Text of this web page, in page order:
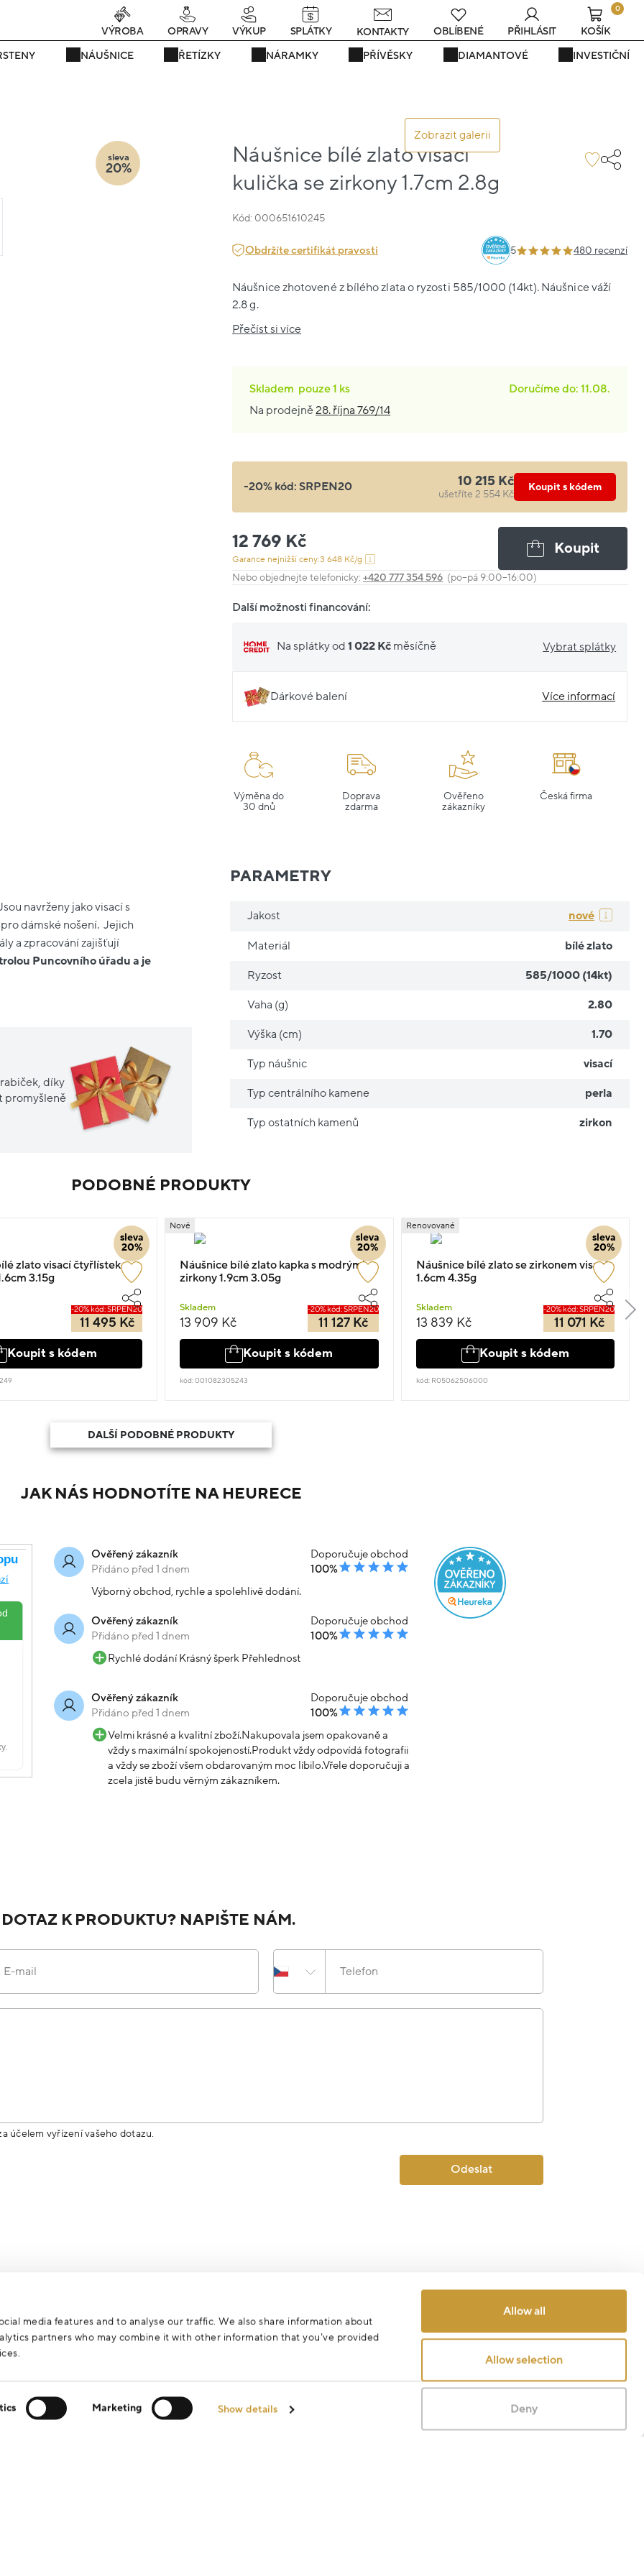
media features and to analyse our traffic. We also share information about
partners who may combine it with other information that you’ve provided
Marketing Show details
Allow all
Allow selection
Deny
teď! - 20 % na vše! Kód: SRPEN20 25 dní : 0h : 26m : 14s
NÁUŠNICE ŘETÍZKY NÁRAMKY PŘÍVĚSKY DIAMANTOVÉ INVESTIČNÍ
VÝROBA OPRAVY VÝKUP SPLÁTKY KONTAKTY OBLÍBENÉ PŘIHLÁSIT
0
KOŠÍK
Zobrazit galerii
Náušnice bílé zlato visací
kulička se zirkony 1.7cm 2.8g
Kód: 000651610245
sleva
20%
Obdržíte certifikát pravosti 5 480 recenzí
Náušnice zhotovené z bílého zlata o ryzosti 585/1000 (14kt). Náušnice váží
2.8 g.
Přečíst si více
Skladem pouze1 ks
Doručíme do: 11.08.
Na prodejně28. října 769/14
-20% kód:SRPEN20 10 215 Kč
ušetříte 2 554 Kč
Koupit s kódem
12 769 Kč
Garance nejnižší ceny:3 648 Kč/g
Koupit
Nebo objednejte telefonicky:+420 777 354 596 (po–pá 9:00–16:00)
Další možnosti financování:
Na splátky od1 022 Kč měsíčně Vybrat splátky
Dárkové balení Více informací
Výměna do
30 dnů
Doprava
zdarma
Ověřeno
zákazníky
Česká firma
navrženy jako visací s
dámské nošení. Jejich
a zpracování zajišťují
Puncovního úřadu a je
díky
promyšleně
PARAMETRY
Jakost nové
Materiál bílé zlato
Ryzost 585/1000 (14kt)
Vaha (g) 2.80
Výška (cm) 1.70
Typ náušnic visací
Typ centrálního kamene perla
Typ ostatních kamenů zirkon
PODOBNÉ PRODUKTY
sleva
20%
zlato visací čtyřlístek s
3.15g
-20% kód: SRPEN20
11 495 Kč
Koupit s kódem
sleva
20%
Nové
Náušnice bílé zlato kapka s modrými
zirkony 1.9cm 3.05g
Skladem
13 909 Kč
-20% kód: SRPEN20
11 127 Kč
Koupit s kódem
kód: 001082305243
sleva
20%
Renovované
Náušnice bílé zlato se zirkonem visací
1.6cm 4.35g
Skladem
13 839 Kč
-20% kód: SRPEN20
11 071 Kč
Koupit s kódem
kód: R05062506000
DALŠÍ PODOBNÉ PRODUKTY
JAK NÁS HODNOTÍTE NA HEURECE
Ověřený zákazník
Přidáno před 1 dnem
Doporučuje obchod
100%
Výborný obchod, rychle a spolehlivě dodání.
Ověřený zákazník
Přidáno před 1 dnem
Doporučuje obchod
100%
Rychlé dodání Krásný šperk Přehlednost
Ověřený zákazník
Přidáno před 1 dnem
Doporučuje obchod
100%
Velmi krásné a kvalitní zboží.Nakupovala jsem opakovaně a
vždy s maximální spokojeností.Produkt vždy odpovídá fotografii
a vždy se zboží všem obdarovaným moc líbilo.Vřele doporučuji a
zcela jistě budu věrným zákazníkem.
K PRODUKTU? NAPIŠTE NÁM.
E-mail Telefon
účelem vyřízení vašeho dotazu.
Odeslat